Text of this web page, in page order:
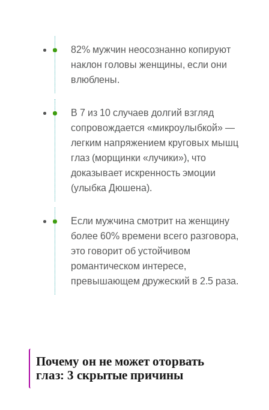
82% мужчин неосознанно копируют
наклон головы женщины, если они
влюблены.
В 7 из 10 случаев долгий взгляд
сопровождается «микроулыбкой» —
легким напряжением круговых мышц
глаз (морщинки «лучики»), что
доказывает искренность эмоции
(улыбка Дюшена).
Если мужчина смотрит на женщину
более 60% времени всего разговора,
это говорит об устойчивом
романтическом интересе,
превышающем дружеский в 2.5 раза.
Почему он не может оторвать
глаз: 3 скрытые причины